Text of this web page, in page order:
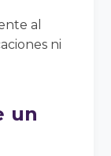
al
ni
un